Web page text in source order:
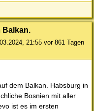
Balkan.
21:55 vor 861 Tagen
dem Balkan. Habsburg in
Bosnien mit aller
ist es im ersten